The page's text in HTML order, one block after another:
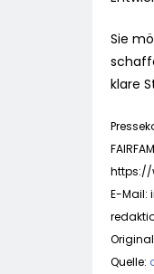
Sie
klare
https://
E-Mail:
Quelle: